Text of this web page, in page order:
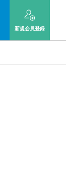
新規会員登録